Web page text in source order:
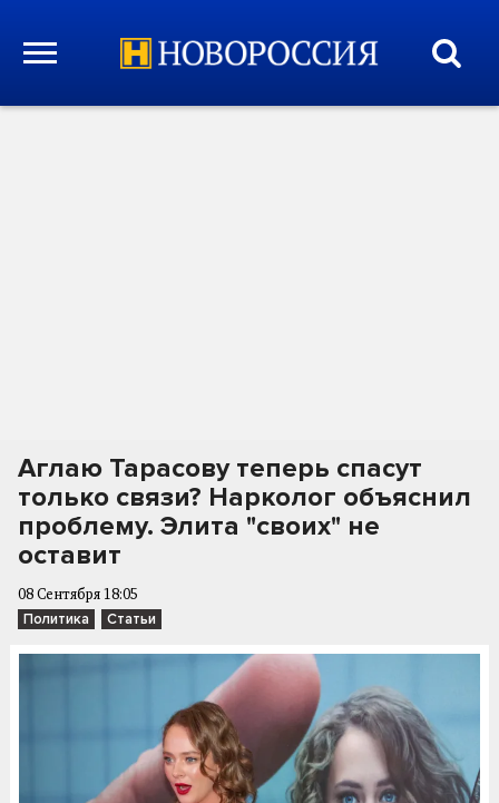
Аглаю Тарасову теперь спасут
только связи? Нарколог объяснил
проблему. Элита "своих" не
оставит
08 Сентября 18:05
Политика Статьи